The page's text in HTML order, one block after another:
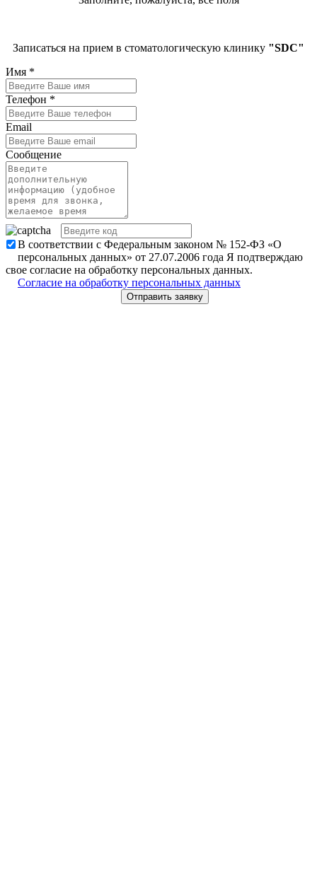
Записаться на прием в стоматологическую клинику "SDC"
Имя *
Телефон *
Email
Сообщение
В соответствии с Федеральным законом № 152-ФЗ «О
персональных данных» от 27.07.2006 года Я подтверждаю
свое согласие на обработку персональных данных.
Согласие на обработку персональных данных